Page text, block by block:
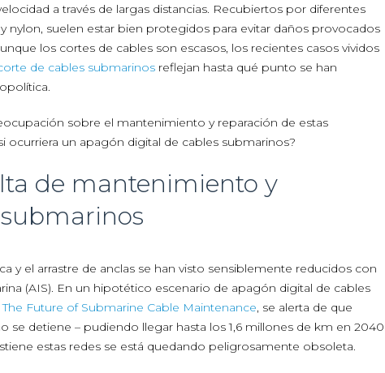
a través de largas distancias. Recubiertos por diferentes
nylon, suelen estar bien protegidos para evitar daños provocados
los cortes de cables son escasos, los recientes casos vividos
de cables submarinos reflejan hasta qué punto se han
sobre el mantenimiento y reparación de estas
ocurriera un apagón digital de cables submarinos?
de mantenimiento y
y el arrastre de anclas se han visto sensiblemente reducidos con
(AIS). En un hipotético escenario de apagón digital de cables
The Future of Submarine Cable Maintenance, se alerta de que
se detiene – pudiendo llegar hasta los 1,6 millones de km en 2040
estas redes se está quedando peligrosamente obsoleta.